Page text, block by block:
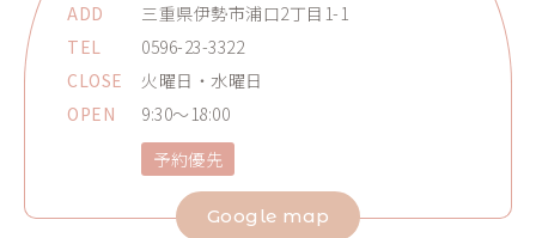
ADD
三重県伊勢市浦口2丁目1-1
TEL
0596-23-3322
CLOSE
火曜日・水曜日
OPEN
9:30～18:00
予約優先
Google map